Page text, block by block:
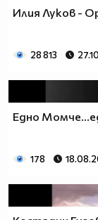
Илия Луков -
28 813
Едно
178